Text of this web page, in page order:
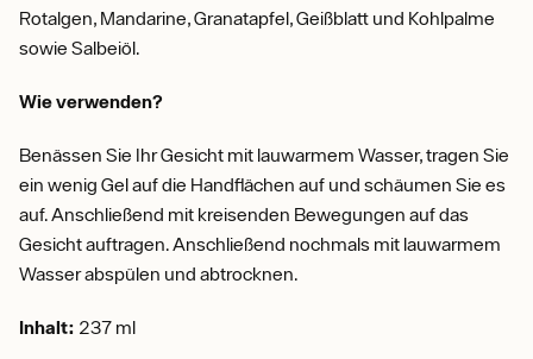
Rotalgen, Mandarine, Granatapfel, Geißblatt und Kohlpalme
sowie Salbeiöl.
Wie verwenden?
Benässen Sie Ihr Gesicht mit lauwarmem Wasser, tragen Sie
ein wenig Gel auf die Handflächen auf und schäumen Sie es
auf. Anschließend mit kreisenden Bewegungen auf das
Gesicht auftragen. Anschließend nochmals mit lauwarmem
Wasser abspülen und abtrocknen.
Inhalt: 237 ml